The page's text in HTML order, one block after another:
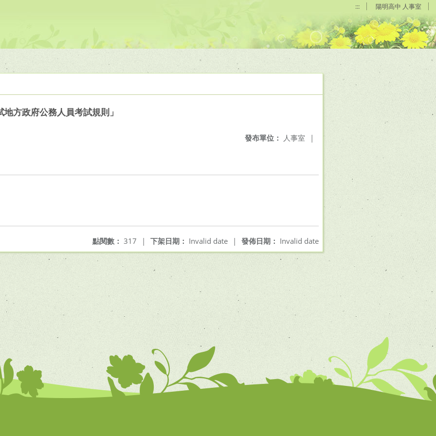
::: 陽明高中 人事室
方政府公務人員考試規則」
發布單位： 人事室 |
發佈日期： Invalid date
下架日期： Invalid date |
點閱數： 317 |